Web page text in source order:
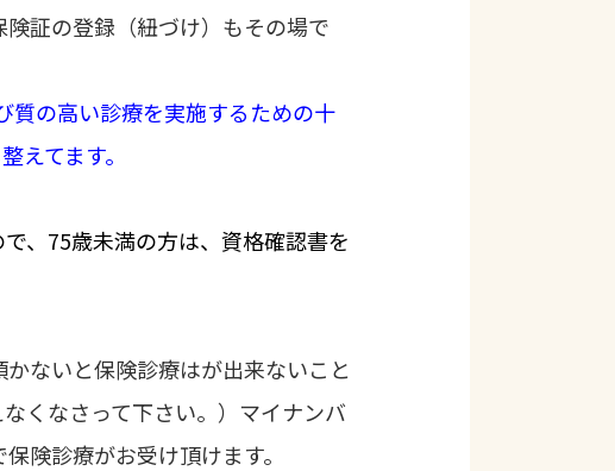
証の登録（紐づけ）もその場で
質の高い診療を実施するための十
えてます。
、75歳未満の方は、資格確認書を
かないと保険診療はが出来ないこと
くなさって下さい。）マイナンバ
険診療がお受け頂けます。